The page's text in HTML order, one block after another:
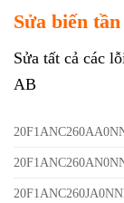
Sửa biến
Sửa tất cả các
AB